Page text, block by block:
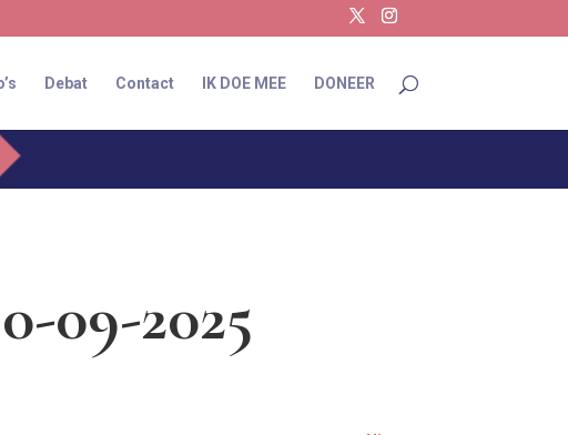
Debat Contact IK DOE MEE DONEER
09-2025